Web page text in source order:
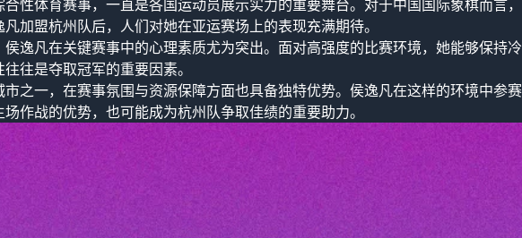
性体育赛事，一直是各国运动员展示实力的重要舞台。对于中国国际象棋而言
加盟杭州队后，人们对她在亚运赛场上的表现充满期待。
逸凡在关键赛事中的心理素质尤为突出。面对高强度的比赛环境，她能够保持
往是夺取冠军的重要因素。
之一，在赛事氛围与资源保障方面也具备独特优势。侯逸凡在这样的环境中参
作战的优势，也可能成为杭州队争取佳绩的重要助力。